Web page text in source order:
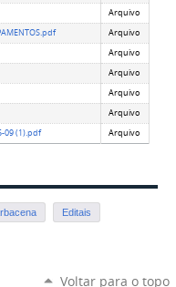
Arquivo
Arquivo
Arquivo
Arquivo
Arquivo
Arquivo
09 (1).pdf
Arquivo
Editais
Voltar para o topo